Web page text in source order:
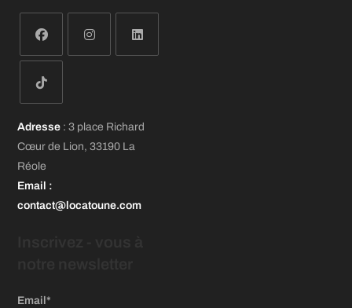
S’ouvre
dans
un
nouvel
onglet
nouvel
onglet
nouvel
onglet
dans
un
nouvel
onglet
Adresse : 3 place Richard
Cœur de Lion, 33190 La
Réole
Email :
contact@locatoune.com
Email*